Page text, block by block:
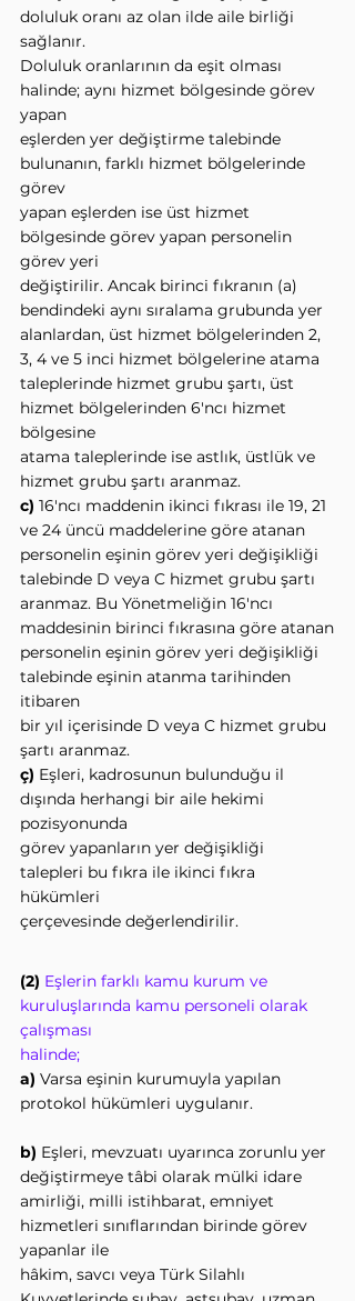
doluluk oranı az olan ilde aile birliği
sağlanır.
Doluluk oranlarının da eşit olması
halinde; aynı hizmet bölgesinde görev
yapan
eşlerden yer değiştirme talebinde
bulunanın, farklı hizmet bölgelerinde
görev
yapan eşlerden ise üst hizmet
bölgesinde görev yapan personelin
görev yeri
değiştirilir. Ancak birinci fıkranın (a)
bendindeki aynı sıralama grubunda yer
alanlardan, üst hizmet bölgelerinden 2,
3, 4 ve 5 inci hizmet bölgelerine atama
taleplerinde hizmet grubu şartı, üst
hizmet bölgelerinden 6'ncı hizmet
bölgesine
atama taleplerinde ise astlık, üstlük ve
hizmet grubu şartı aranmaz.
c) 16'ncı maddenin ikinci fıkrası ile 19, 21
ve 24 üncü maddelerine göre atanan
personelin eşinin görev yeri değişikliği
talebinde D veya C hizmet grubu şartı
aranmaz. Bu Yönetmeliğin 16'ncı
maddesinin birinci fıkrasına göre atanan
personelin eşinin görev yeri değişikliği
talebinde eşinin atanma tarihinden
itibaren
bir yıl içerisinde D veya C hizmet grubu
şartı aranmaz.
ç) Eşleri, kadrosunun bulunduğu il
dışında herhangi bir aile hekimi
pozisyonunda
görev yapanların yer değişikliği
talepleri bu fıkra ile ikinci fıkra
hükümleri
çerçevesinde değerlendirilir.
(2) Eşlerin farklı kamu kurum ve
kuruluşlarında kamu personeli olarak
çalışması
halinde;
a) Varsa eşinin kurumuyla yapılan
protokol hükümleri uygulanır.
b) Eşleri, mevzuatı uyarınca zorunlu yer
değiştirmeye tâbi olarak mülki idare
amirliği, milli istihbarat, emniyet
hizmetleri sınıflarından birinde görev
yapanlar ile
hâkim, savcı veya Türk Silahlı